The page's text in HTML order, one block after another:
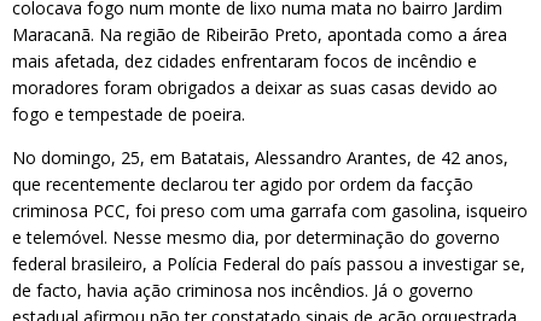
colocava fogo num monte de lixo numa mata no bairro Jardim
Maracanã. Na região de Ribeirão Preto, apontada como a área
mais afetada, dez cidades enfrentaram focos de incêndio e
moradores foram obrigados a deixar as suas casas devido ao
fogo e tempestade de poeira.
No domingo, 25, em Batatais, Alessandro Arantes, de 42 anos,
que recentemente declarou ter agido por ordem da facção
criminosa PCC, foi preso com uma garrafa com gasolina, isqueiro
e telemóvel. Nesse mesmo dia, por determinação do governo
federal brasileiro, a Polícia Federal do país passou a investigar se,
de facto, havia ação criminosa nos incêndios. Já o governo